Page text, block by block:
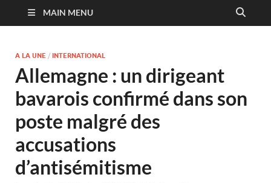
MAIN MENU
A LA UNE / INTERNATIONAL
Allemagne : un dirigeant
bavarois confirmé dans son
poste malgré des
accusations
d’antisémitisme